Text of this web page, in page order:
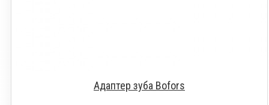
Адаптер зуба Bofors